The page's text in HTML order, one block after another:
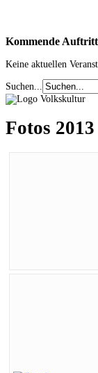
Kommende
Keine aktuellen
Suchen...
Fotos